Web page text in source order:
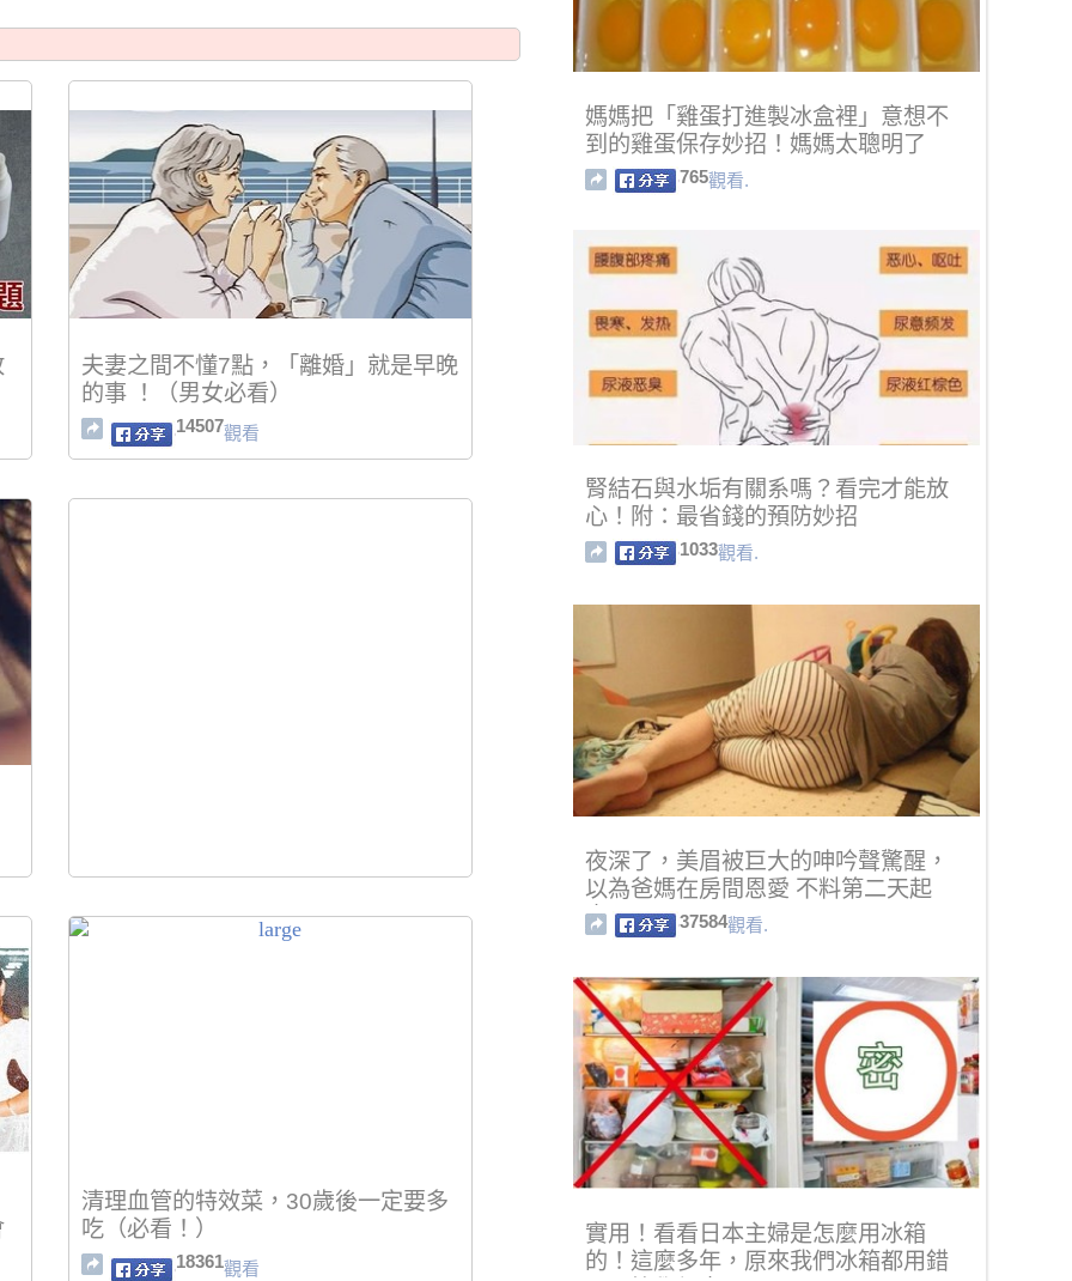
夫妻之間不懂7點，「離婚」就是早晚
的事 ！（男女必看）
14507觀看
清理血管的特效菜，30歲後一定要多
吃（必看！）
18361觀看
媽媽把「雞蛋打進製冰盒裡」意想不
到的雞蛋保存妙招！媽媽太聰明了
765觀看.
腎結石與水垢有關系嗎？看完才能放
心！附：最省錢的預防妙招
1033觀看.
夜深了，美眉被巨大的呻吟聲驚醒，
以為爸媽在房間恩愛 不料第二天起
來...
37584觀看.
實用！看看日本主婦是怎麼用冰箱
的！這麼多年，原來我們冰箱都用錯